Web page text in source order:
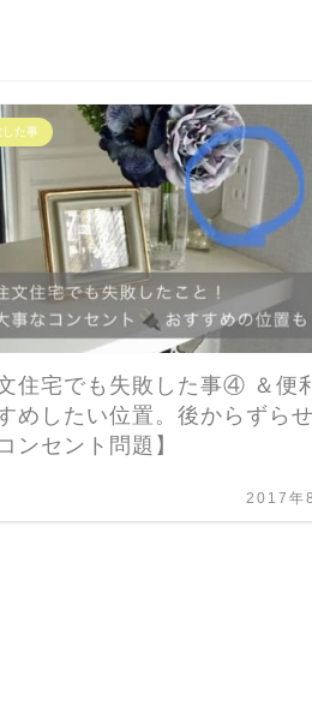
した事
住宅でも失敗した事④ ＆便
めしたい位置。後からずら
コンセント問題】
2017年